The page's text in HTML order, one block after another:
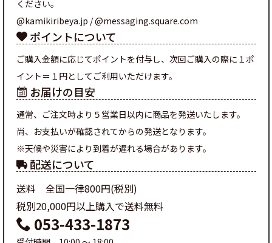
ください。
@kamikiribeya.jp / @messaging.square.com
ポイントについて
ご購入金額に応じてポイントを付与し、次回ご購入の際に１ポ
イント＝１円としてご利用いただけます。
お届けの目安
通常、ご注文時より５営業日以内に商品を発送いたします。
尚、お支払いが確認されてからの発送となります。
※天候や災害により到着が遅れる場合があります。
配送について
送料 全国一律800円(税別)
税別20,000円以上購入で送料無料
053-433-1873